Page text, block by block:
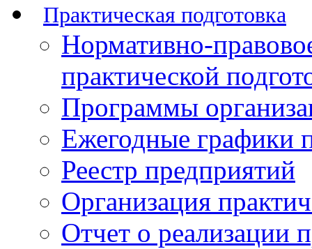
Практическая подготовка
Нормативно-
практической
Программы
Ежегодные графики
Реестр предприятий
Организация
Отчет о реализации